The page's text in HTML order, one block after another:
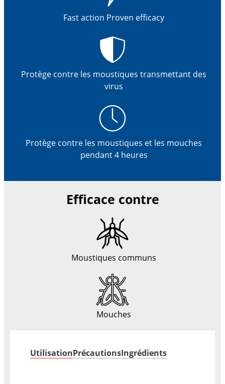
Fast action Proven efficacy
Protège contre les moustiques transmettant des
virus
Protège contre les moustiques et les mouches
pendant 4 heures
Efficace contre
Moustiques communs
Mouches
UtilisationPrécautionsIngrédients